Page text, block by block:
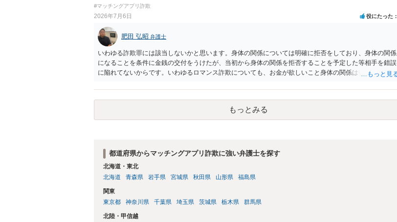
#マッチングアプリ詐欺
2026年7月6日 役にたった
肥田 弘昭 弁護士
いわゆる詐欺罪には該当しないかと思います。身体の関係については明確に拒否をしており、身体の関係
になることを条件に金銭の交付をうけたが、当初から身体の関係を拒否することを予定した等相手を錯誤
に陥れてないからです。いわゆるロマンス詐欺についても、お金が欲しいこと身体の関係は拒否と嘘偽り
います。ご参考にしてください。
もっとみる
都道府県からマッチングアプリ詐欺に強い弁護士を探す
北海道・東北
北海道
青森県 岩手県 宮城県 秋田県 山形県 福島県
関東
東京都
神奈川県 千葉県 埼玉県 茨城県 栃木県 群馬県
北陸・甲信越